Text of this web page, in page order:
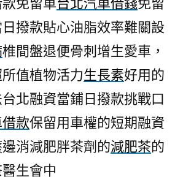
撥款貼心油脂效率難關設
椎間盤退便骨刺增生愛車，
值植物活力生長素好用的
北融資當鋪日撥款挑戰口
款保留用車權的短期融資
消減肥胖茶劑的減肥茶的
生會中